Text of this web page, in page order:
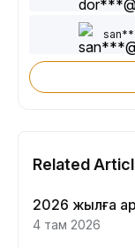
Related
2026 жылға
4 там 2026